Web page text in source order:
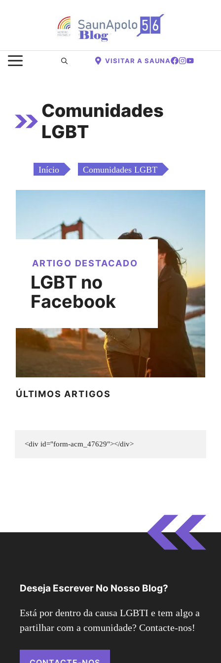
conteúdo
MENU VISITAR A SAUNA
Comunidades
LGBT
Início Comunidades LGBT
ARTIGO DESTACADO
LGBT no
Facebook
ÚLTIMOS ARTIGOS
<div id="form-acm_47629"></div>
Deseja Escrever No Nosso Blog?
Está por dentro da causa LGBTI e tem algo a
partilhar com a comunidade? Contacte-nos!